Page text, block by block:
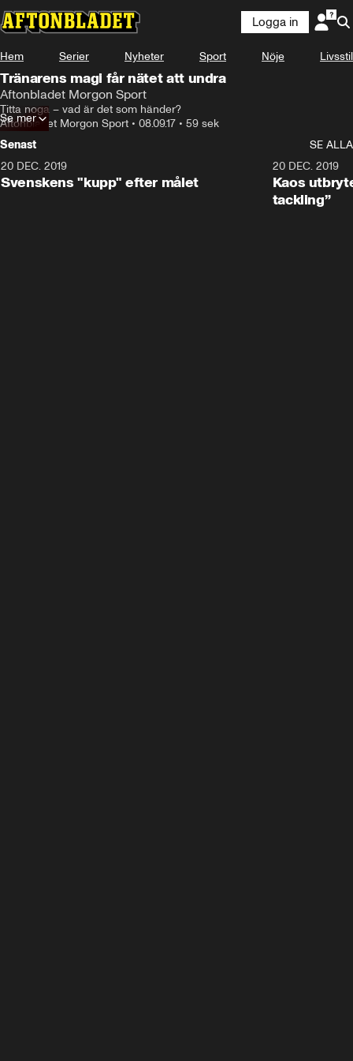
Logga in
Hem Serier Nyheter Sport Nöje Livsstil
Tränarens magi får nätet att undra
Aftonbladet Morgon Sport
Titta noga – vad är det som händer?
Aftonbladet Morgon Sport • 08.09.17 • 59 sek
Se mer
Senast
SE ALLA
20 DEC. 2019
Svenskens "kupp" efter målet
20 DEC. 2019
Kaos
tackling”